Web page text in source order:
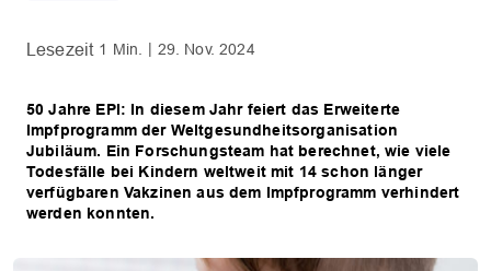
1 Min. 29. Nov. 2024
50 Jahre EPI: In diesem Jahr feiert das Erweiterte
Impfprogramm der Weltgesundheitsorganisation
Jubiläum. Ein Forschungsteam hat berechnet, wie viele
Todesfälle bei Kindern weltweit mit 14 schon länger
verfügbaren Vakzinen aus dem Impfprogramm verhindert
werden konnten.